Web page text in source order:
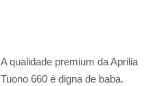
A qualidade premium da Aprilia
Tuono 660 é digna de baba.